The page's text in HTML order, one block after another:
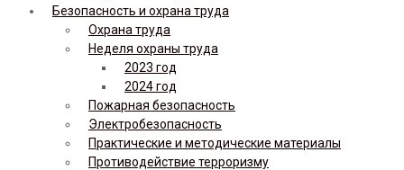
Безопасность и охрана труда
Охрана труда
Неделя охраны труда
2023 год
2024 год
Пожарная безопасность
Электробезопасность
Практические и методические материалы
Противодействие терроризму